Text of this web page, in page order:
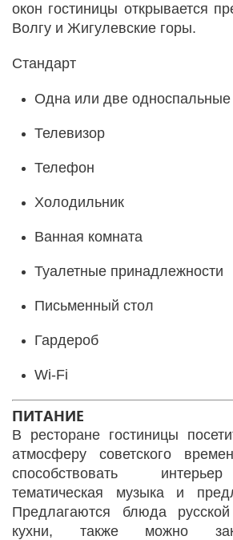
окон гостиницы открывается
Волгу и Жигулевские горы.
Стандарт
Одна или две односпальные
Телевизор
Телефон
Холодильник
Ванная комната
Туалетные принадлежности
Письменный стол
Гардероб
Wi-Fi
ПИТАНИЕ
В ресторане гостиницы
атмосферу советского
способствовать
тематическая музыка и
Предлагаются блюда
кухни, также можно